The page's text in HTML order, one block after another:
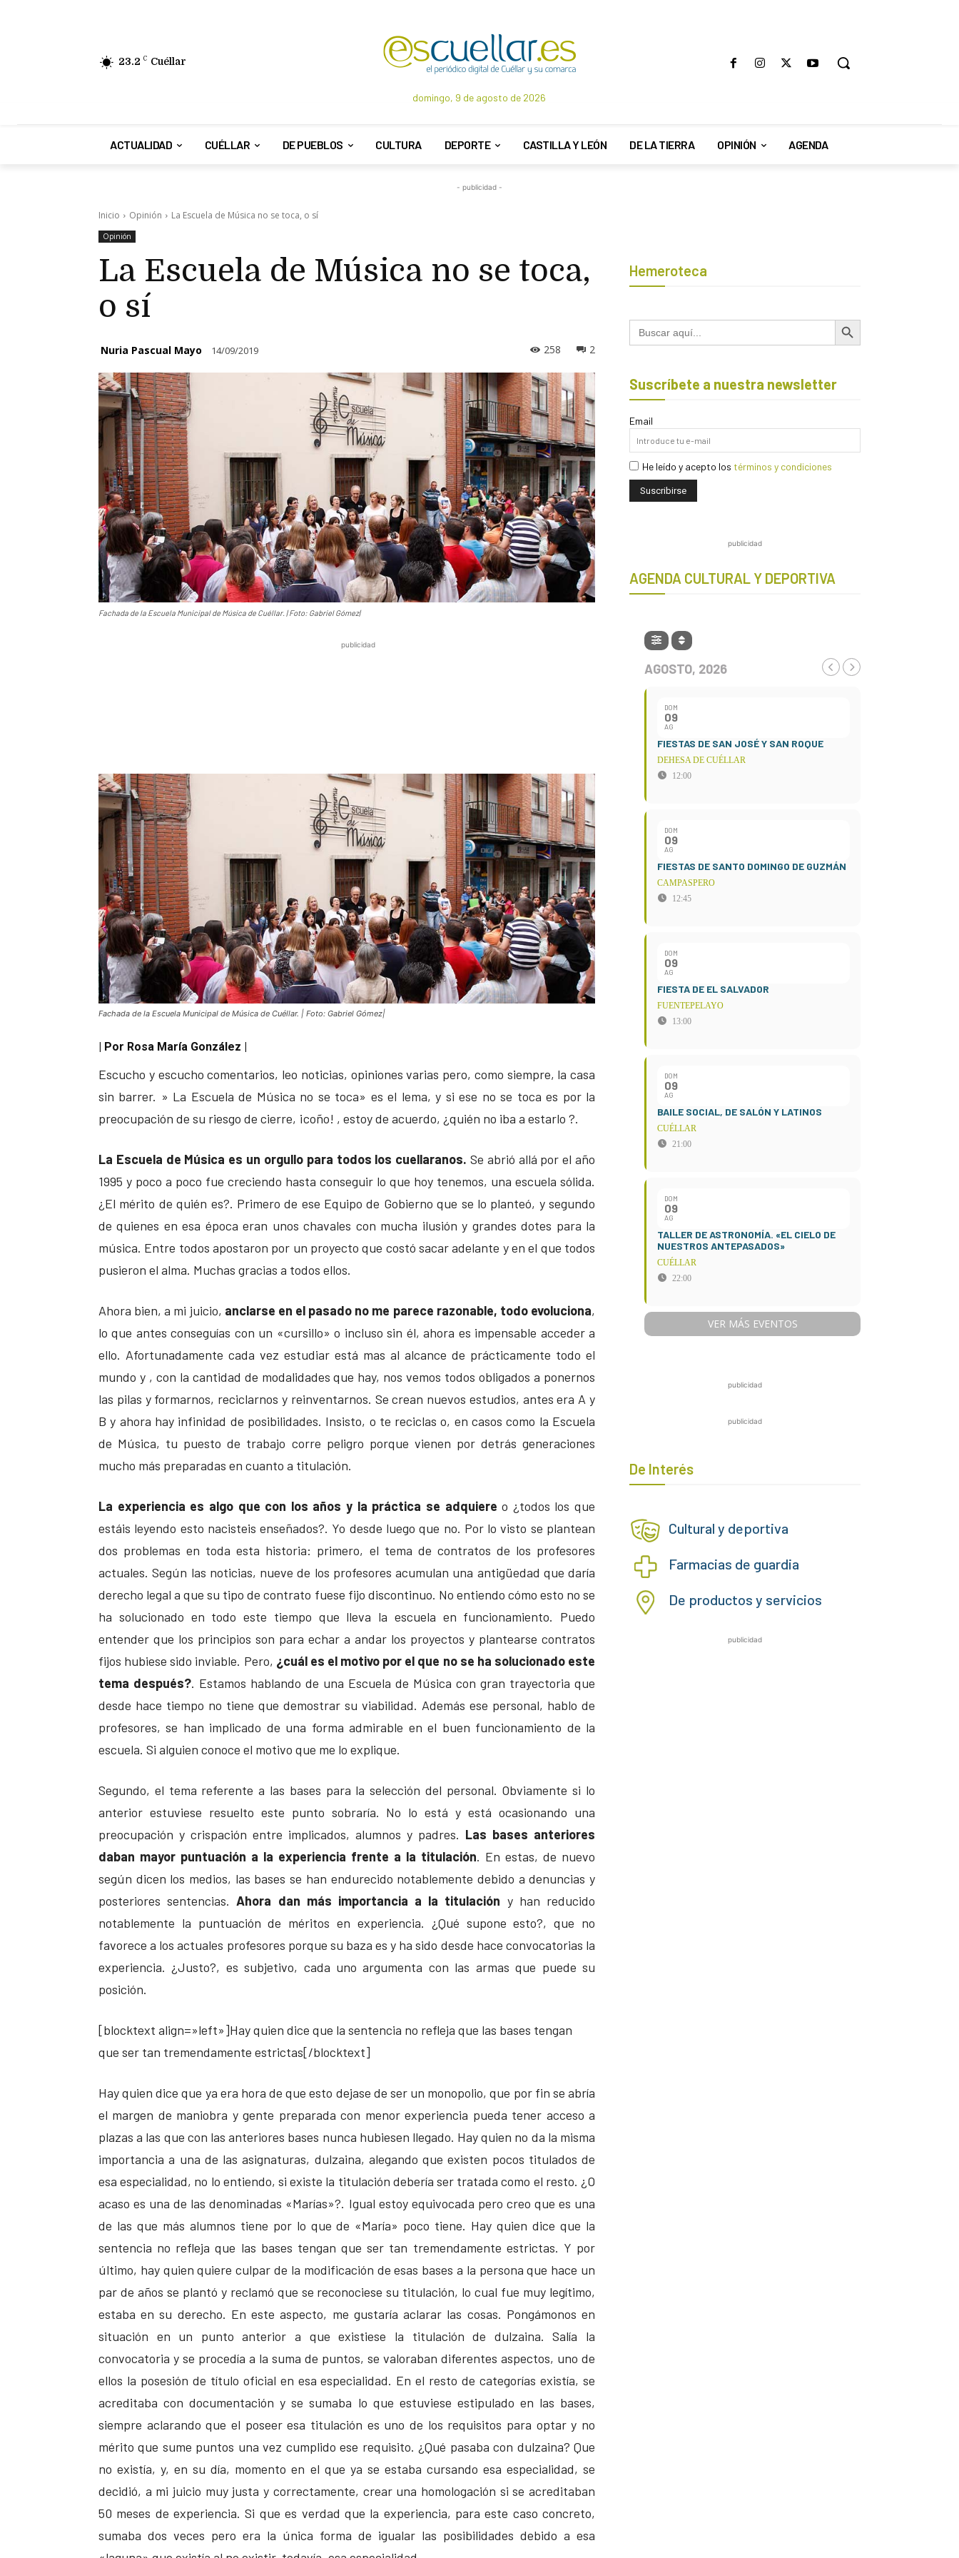
23.2 C Cuéllar
domingo, 9 de agosto de 2026
ACTUALIDAD CUÉLLAR DE PUEBLOS CULTURA DEPORTE CASTILLA Y LEÓN DE LA TIERRA OPINIÓN AGENDA
- publicidad -
Inicio Opinión La Escuela de Música no se toca, o sí
Opinión
La Escuela de Música no se toca,
o sí
Nuria Pascual Mayo 14/09/2019 2
258
Fachada de la Escuela Municipal de Música de Cuéllar. | Foto: Gabriel Gómez|
publicidad
Fachada de la Escuela Municipal de Música de Cuéllar. | Foto: Gabriel Gómez|
| Por Rosa María González |
Escucho y escucho comentarios, leo noticias, opiniones varias pero, como siempre, la casa
sin barrer. » La Escuela de Música no se toca» es el lema, y si ese no se toca es por la
preocupación de su riesgo de cierre, ¡coño! , estoy de acuerdo, ¿quién no iba a estarlo ?.
La Escuela de Música es un orgullo para todos los cuellaranos. Se abrió allá por el año
1995 y poco a poco fue creciendo hasta conseguir lo que hoy tenemos, una escuela sólida.
¿El mérito de quién es?. Primero de ese Equipo de Gobierno que se lo planteó, y segundo
de quienes en esa época eran unos chavales con mucha ilusión y grandes dotes para la
música. Entre todos apostaron por un proyecto que costó sacar adelante y en el que todos
pusieron el alma. Muchas gracias a todos ellos.
Ahora bien, a mi juicio, anclarse en el pasado no me parece razonable, todo evoluciona,
lo que antes conseguías con un «cursillo» o incluso sin él, ahora es impensable acceder a
ello. Afortunadamente cada vez estudiar está mas al alcance de prácticamente todo el
mundo y , con la cantidad de modalidades que hay, nos vemos todos obligados a ponernos
las pilas y formarnos, reciclarnos y reinventarnos. Se crean nuevos estudios, antes era A y
B y ahora hay infinidad de posibilidades. Insisto, o te reciclas o, en casos como la Escuela
de Música, tu puesto de trabajo corre peligro porque vienen por detrás generaciones
mucho más preparadas en cuanto a titulación.
La experiencia es algo que con los años y la práctica se adquiere o ¿todos los que
estáis leyendo esto nacisteis enseñados?. Yo desde luego que no. Por lo visto se plantean
dos problemas en toda esta historia: primero, el tema de contratos de los profesores
actuales. Según las noticias, nueve de los profesores acumulan una antigüedad que daría
derecho legal a que su tipo de contrato fuese fijo discontinuo. No entiendo cómo esto no se
ha solucionado en todo este tiempo que lleva la escuela en funcionamiento. Puedo
entender que los principios son para echar a andar los proyectos y plantearse contratos
fijos hubiese sido inviable. Pero, ¿cuál es el motivo por el que no se ha solucionado este
tema después?. Estamos hablando de una Escuela de Música con gran trayectoria que
desde hace tiempo no tiene que demostrar su viabilidad. Además ese personal, hablo de
profesores, se han implicado de una forma admirable en el buen funcionamiento de la
escuela. Si alguien conoce el motivo que me lo explique.
Segundo, el tema referente a las bases para la selección del personal. Obviamente si lo
anterior estuviese resuelto este punto sobraría. No lo está y está ocasionando una
preocupación y crispación entre implicados, alumnos y padres. Las bases anteriores
daban mayor puntuación a la experiencia frente a la titulación. En estas, de nuevo
según dicen los medios, las bases se han endurecido notablemente debido a denuncias y
posteriores sentencias.Ahora dan más importancia a la titulación y han reducido
notablemente la puntuación de méritos en experiencia. ¿Qué supone esto?, que no
favorece a los actuales profesores porque su baza es y ha sido desde hace convocatorias la
experiencia. ¿Justo?, es subjetivo, cada uno argumenta con las armas que puede su
posición.
[blocktext align=»left»]Hay quien dice que la sentencia no refleja que las bases tengan
que ser tan tremendamente estrictas[/blocktext]
Hay quien dice que ya era hora de que esto dejase de ser un monopolio, que por fin se abría
el margen de maniobra y gente preparada con menor experiencia pueda tener acceso a
plazas a las que con las anteriores bases nunca hubiesen llegado. Hay quien no da la misma
importancia a una de las asignaturas, dulzaina, alegando que existen pocos titulados de
esa especialidad, no lo entiendo, si existe la titulación debería ser tratada como el resto. ¿O
acaso es una de las denominadas «Marías»?. Igual estoy equivocada pero creo que es una
de las que más alumnos tiene por lo que de «María» poco tiene. Hay quien dice que la
sentencia no refleja que las bases tengan que ser tan tremendamente estrictas. Y por
último, hay quien quiere culpar de la modificación de esas bases a la persona que hace un
par de años se plantó y reclamó que se reconociese su titulación, lo cual fue muy legítimo,
estaba en su derecho. En este aspecto, me gustaría aclarar las cosas. Pongámonos en
situación en un punto anterior a que existiese la titulación de dulzaina. Salía la
convocatoria y se procedía a la suma de puntos, se valoraban diferentes aspectos, uno de
ellos la posesión de título oficial en esa especialidad. En el resto de categorías existía, se
acreditaba con documentación y se sumaba lo que estuviese estipulado en las bases,
siempre aclarando que el poseer esa titulación es uno de los requisitos para optar y no
mérito que sume puntos una vez cumplido ese requisito. ¿Qué pasaba con dulzaina? Que
no existía, y, en su día, momento en el que ya se estaba cursando esa especialidad, se
decidió, a mi juicio muy justa y correctamente, crear una homologación si se acreditaban
50 meses de experiencia. Si que es verdad que la experiencia, para este caso concreto,
sumaba dos veces pero era la única forma de igualar las posibilidades debido a esa
Hemeroteca
Buscar: Botón de búsqueda
Suscríbete a nuestra newsletter
Email
He leído y acepto los términos y condiciones
publicidad
AGENDA CULTURAL Y DEPORTIVA
AGOSTO, 2026
DOM
09
AG
FIESTAS DE SAN JOSÉ Y SAN ROQUE
DEHESA DE CUÉLLAR
12:00
DOM
09
AG
FIESTAS DE SANTO DOMINGO DE GUZMÁN
CAMPASPERO
12:45
DOM
09
AG
FIESTA DE EL SALVADOR
FUENTEPELAYO
13:00
DOM
09
AG
BAILE SOCIAL, DE SALÓN Y LATINOS
CUÉLLAR
21:00
DOM
09
AG
TALLER DE ASTRONOMÍA. «EL CIELO DE
NUESTROS ANTEPASADOS»
CUÉLLAR
22:00
VER MÁS EVENTOS
publicidad
publicidad
De Interés
Cultural y deportiva
Farmacias de guardia
De productos y servicios
publicidad